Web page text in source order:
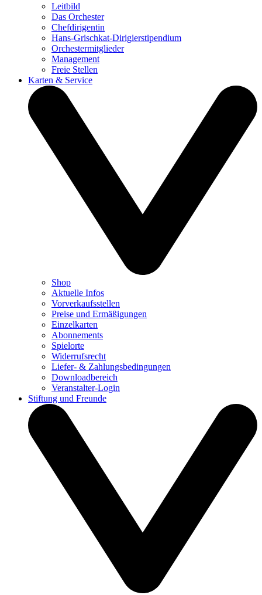
Leitbild
Das Orchester
Chefdirigentin
Hans-Grischkat-Dirigierstipendium
Orchestermitglieder
Management
Freie Stellen
Karten & Service
Shop
Aktuelle Infos
Vorverkaufsstellen
Preise und Ermäßigungen
Einzelkarten
Abonnements
Spielorte
Widerrufsrecht
Liefer- & Zahlungsbedingungen
Downloadbereich
Veranstalter-Login
Stiftung und Freunde